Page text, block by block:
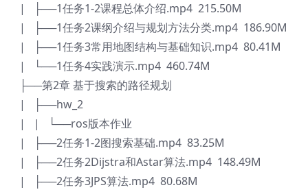
| ├──1任务1-2课程总体介绍.mp4 215.50M
| ├──1任务2课纲介绍与规划方法分类.mp4 186.90M
| ├──1任务3常用地图结构与基础知识.mp4 80.41M
| └──1任务4实践演示.mp4 460.74M
├──第2章 基于搜索的路径规划
| ├──hw_2
| | └──ros版本作业
| ├──2任务1-2图搜索基础.mp4 83.25M
| ├──2任务2Dijstra和Astar算法.mp4 148.49M
| ├──2任务3JPS算法.mp4 80.68M